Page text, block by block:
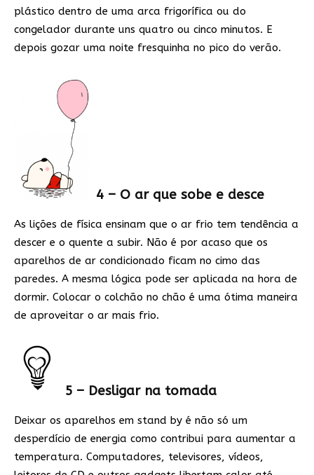
plástico dentro de uma arca frigorífica ou do
congelador durante uns quatro ou cinco minutos. E
depois gozar uma noite fresquinha no pico do verão.
4 – O ar que sobe e desce
As lições de física ensinam que o ar frio tem tendência a
descer e o quente a subir. Não é por acaso que os
aparelhos de ar condicionado ficam no cimo das
paredes. A mesma lógica pode ser aplicada na hora de
dormir. Colocar o colchão no chão é uma ótima maneira
de aproveitar o ar mais frio.
5 – Desligar na tomada
Deixar os aparelhos em stand by é não só um
desperdício de energia como contribui para aumentar a
temperatura. Computadores, televisores, vídeos,